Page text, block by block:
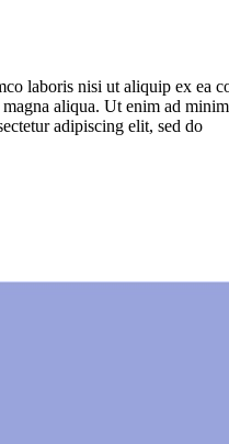
laboris nisi ut aliquip ex ea
aliqua. Ut enim ad
adipiscing elit, sed do